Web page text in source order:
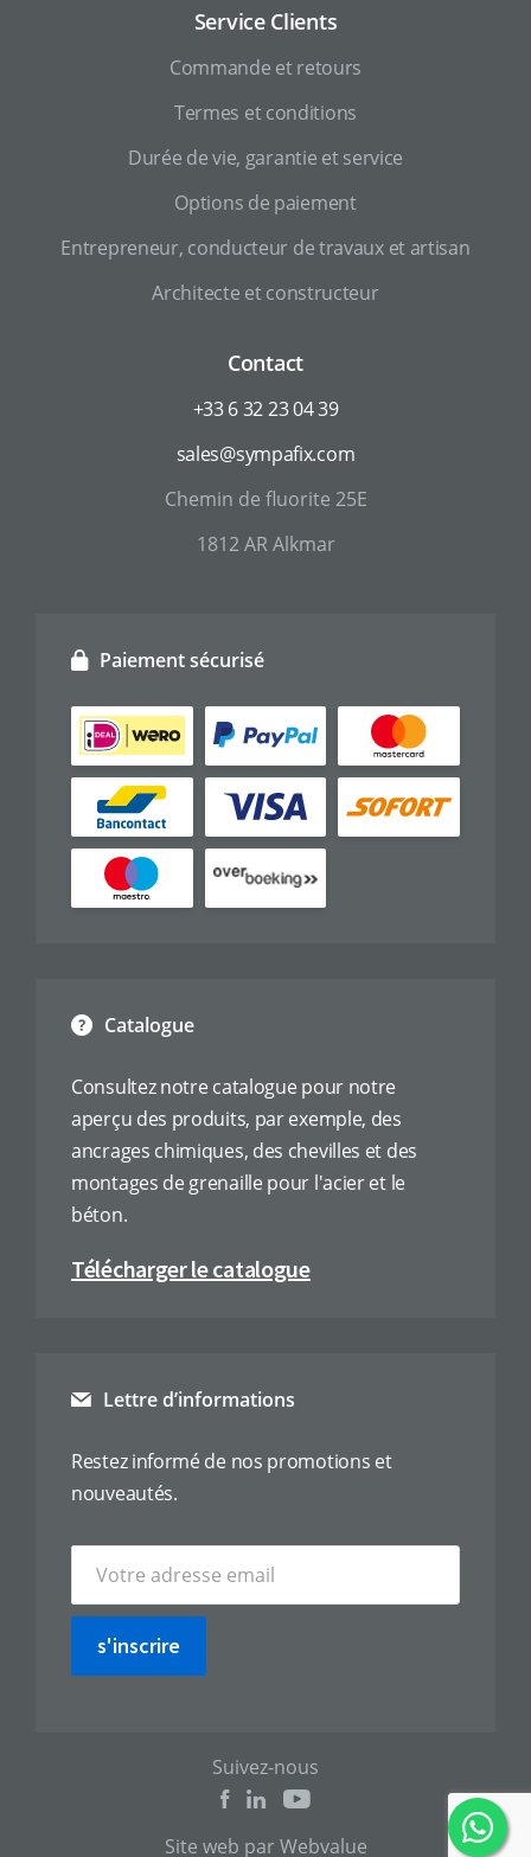
Service Clients
Commande et retours
Termes et conditions
Durée de vie, garantie et service
Options de paiement
Entrepreneur, conducteur de travaux et artisan
Architecte et constructeur
Contact
+33 6 32 23 04 39
sales@sympafix.com
Chemin de fluorite 25E
1812 AR Alkmar
Catalogue
Consultez notre catalogue pour notre
aperçu des produits, par exemple, des
ancrages chimiques, des chevilles et des
montages de grenaille pour l'acier et le
béton.
Télécharger le catalogue
Paiement sécurisé
Lettre d’informations
Restez informé de nos promotions et
nouveautés.
s'inscrire
Site web par Webvalue
Suivez-nous